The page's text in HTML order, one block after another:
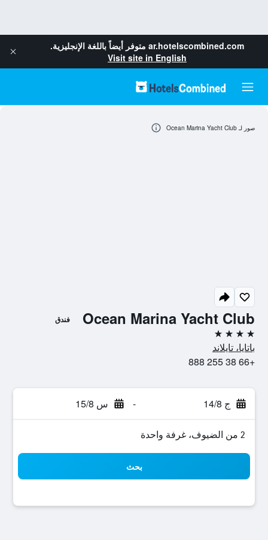
ar.hotelscombined.com متوفر أيضاً باللغة الإنجليزية.
Visit site in English
Ocean Marina Yacht Club فندق
4 نجوم
باتايا، تايلاند
+66 38 255 888
ج 14/8 - س 15/8
2 من الضيوف، غرفة واحدة
بحث
صور لـ Ocean Marina Yacht Club